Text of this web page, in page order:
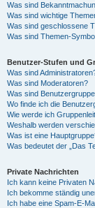
Was sind
Was sind wichtige
Was sind geschlossene
Was sind Themen-
Benutzer-Stufen und
Was sind
Was sind Moderatoren?
Was sind
Wo finde ich die
Wie werde ich
Weshalb werden
Was ist eine
Was bedeutet der „Das
Private Nachrichten
Ich kann keine Privaten
Ich bekomme ständig
Ich habe eine Spam-E-